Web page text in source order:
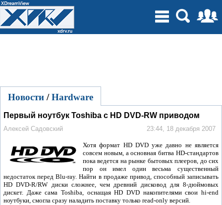
Новости /Hardware
Первый ноутбук Toshiba с HD DVD-RW приводом
Алексей Садовский 23:44, 18 декабря 2007
Хотя формат HD DVD уже давно не является
совсем новым, а основная битва HD-стандартов
пока ведется на рынке бытовых плееров, до сих
пор он имел один весьма существенный
недостаток перед Blu-ray. Найти в продаже привод, способный записывать
HD DVD-R/RW диски сложнее, чем древний дисковод для 8-дюймовых
дискет. Даже сама Toshiba, оснащая HD DVD накопителями свои hi-end
ноутбуки, смогла сразу наладить поставку только read-only версий.